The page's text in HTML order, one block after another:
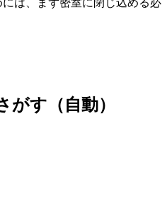
がす（自動）